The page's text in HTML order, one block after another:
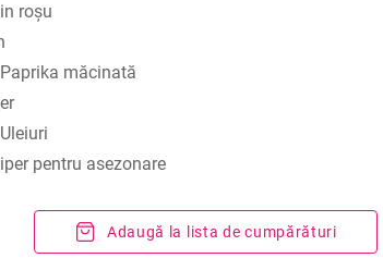
roșu
Paprika măcinată
Uleiuri
pentru asezonare
Adaugă la lista de cumpărături